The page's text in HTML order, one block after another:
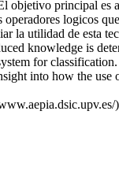
objetivo principal es
logicos
la utilidad de esta
knowledge is
for
into how the
)